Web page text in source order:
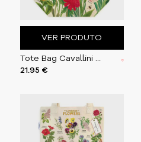
VER PRODUTO
Tote Bag Cavallini 33x40.5cm Flower Garden
21.95 €